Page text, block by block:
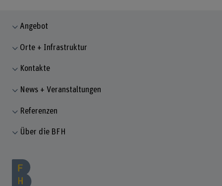
Angebot
Orte + Infrastruktur
Kontakte
News + Veranstaltungen
Referenzen
Über die BFH